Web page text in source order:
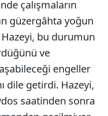
çalışmaların
güzergâhta yoğun
bu durumun
ve
engeller
dile getirdi. Hazeyi,
saatinden sonra